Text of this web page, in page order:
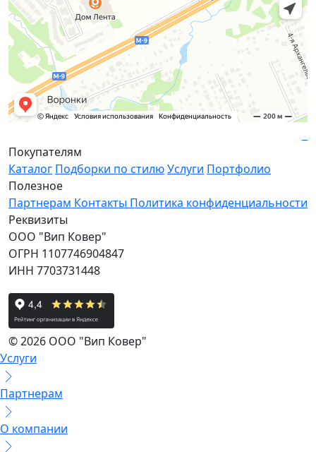
Покупателям
Каталог Подборки по стилюУслуги Портфолио
Полезное
Партнерам Контакты Политика конфиденциальности
Реквизиты
ООО "Вип Ковер"
ОГРН 1107746904847
ИНН 7703731448
© 2026 ООО "Вип Ковер"
Услуги
Партнерам
О компании